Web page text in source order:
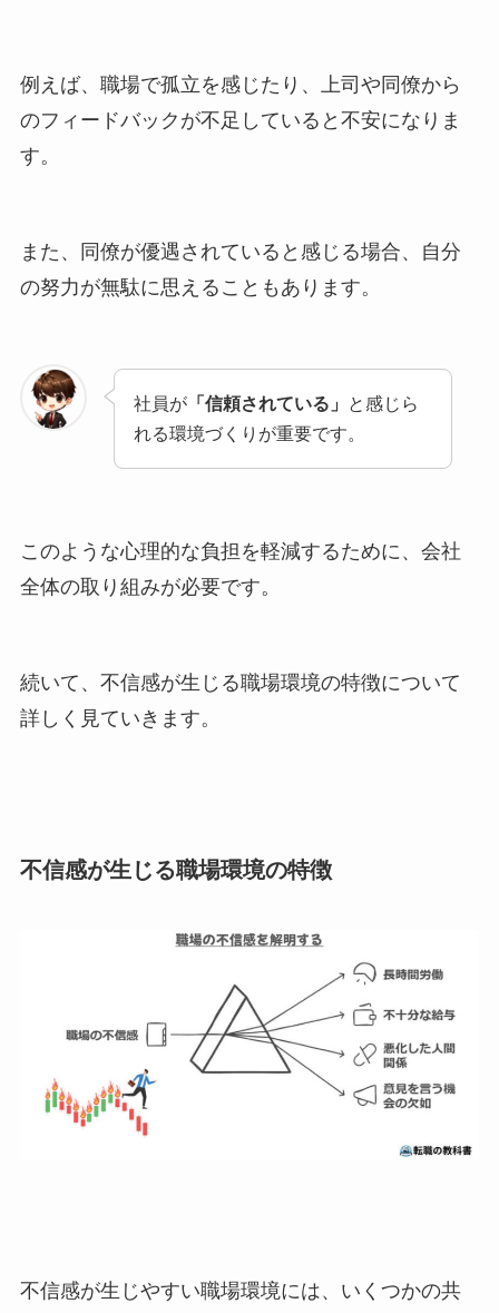
例えば、職場で孤立を感じたり、上司や同僚から
のフィードバックが不足していると不安になりま
す。
また、同僚が優遇されていると感じる場合、自分
の努力が無駄に思えることもあります。
社員が「信頼されている」
と感じら
れる環境づくりが重要です。
このような心理的な負担を軽減するために、会社
全体の取り組みが必要です。
続いて、不信感が生じる職場環境の特徴について
詳しく見ていきます。
不信感が生じる職場環境の特徴
不信感が生じやすい職場環境には、いくつかの共